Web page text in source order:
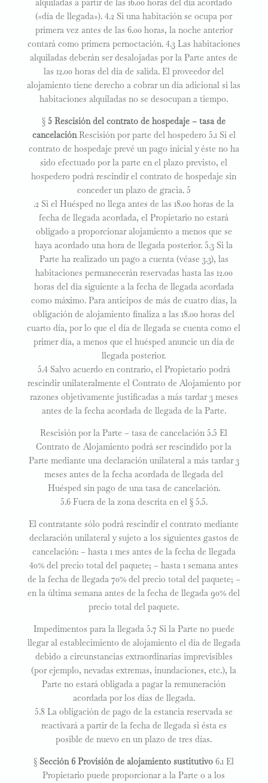
alquiladas a partir de las 16.00 horas del día acordado
(«día de llegada»). 4.2 Si una habitación se ocupa por
primera vez antes de las 6.00 horas, la noche anterior
contará como primera pernoctación. 4.3 Las habitaciones
alquiladas deberán ser desalojadas por la Parte antes de
las 12.00 horas del día de salida. El proveedor del
alojamiento tiene derecho a cobrar un día adicional si las
habitaciones alquiladas no se desocupan a tiempo.
§5 Rescisión del contrato de hospedaje – tasa de
cancelaciónRescisión por parte del hospedero 5.1 Si el
contrato de hospedaje prevé un pago inicial y éste no ha
sido efectuado por la parte en el plazo previsto, el
hospedero podrá rescindir el contrato de hospedaje sin
conceder un plazo de gracia. 5
.2 Si el Huésped no llega antes de las 18.00 horas de la
fecha de llegada acordada, el Propietario no estará
obligado a proporcionar alojamiento a menos que se
haya acordado una hora de llegada posterior. 5.3 Si la
Parte ha realizado un pago a cuenta (véase 3.3), las
habitaciones permanecerán reservadas hasta las 12.00
horas del día siguiente a la fecha de llegada acordada
como máximo. Para anticipos de más de cuatro días, la
obligación de alojamiento finaliza a las 18.00 horas del
cuarto día, por lo que el día de llegada se cuenta como el
primer día, a menos que el huésped anuncie un día de
llegada posterior.
5.4 Salvo acuerdo en contrario, el Propietario podrá
rescindir unilateralmente el Contrato de Alojamiento por
razones objetivamente justificadas a más tardar 3 meses
antes de la fecha acordada de llegada de la Parte.
Rescisión por la Parte – tasa de cancelación 5.5 El
Contrato de Alojamiento podrá ser rescindido por la
Parte mediante una declaración unilateral a más tardar 3
meses antes de la fecha acordada de llegada del
Huésped sin pago de una tasa de cancelación.
5.6 Fuera de la zona descrita en el § 5.5.
El contratante sólo podrá rescindir el contrato mediante
declaración unilateral y sujeto a los siguientes gastos de
cancelación: – hasta 1 mes antes de la fecha de llegada
40% del precio total del paquete; – hasta 1 semana antes
de la fecha de llegada 70% del precio total del paquete; –
en la última semana antes de la fecha de llegada 90% del
precio total del paquete.
Impedimentos para la llegada 5.7 Si la Parte no puede
llegar al establecimiento de alojamiento el día de llegada
debido a circunstancias extraordinarias imprevisibles
(por ejemplo, nevadas extremas, inundaciones, etc.), la
Parte no estará obligada a pagar la remuneración
acordada por los días de llegada.
5.8 La obligación de pago de la estancia reservada se
reactivará a partir de la fecha de llegada si ésta es
posible de nuevo en un plazo de tres días.
§Sección 6 Provisión de alojamiento sustitutivo 6.1 El
Propietario puede proporcionar a la Parte o a los